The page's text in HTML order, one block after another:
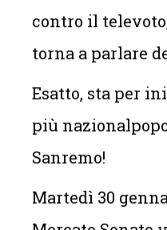
contro il
torna a parlare
Esatto, sta per
più
Sanremo!
Martedì 30